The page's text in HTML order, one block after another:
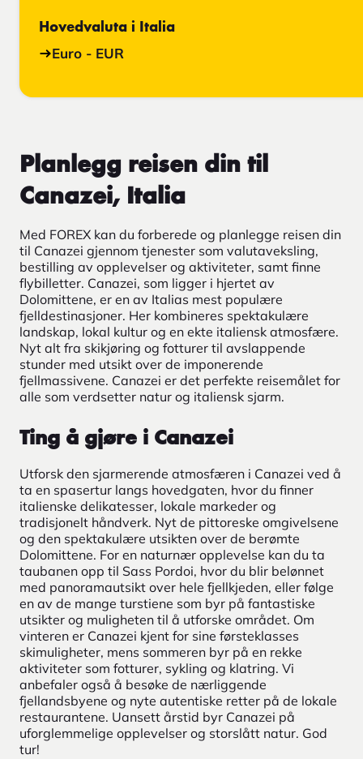
Hovedvaluta i Italia
Euro - EUR
Planlegg reisen din til
Canazei, Italia
Med FOREX kan du forberede og planlegge reisen din
til Canazei gjennom tjenester som valutaveksling,
bestilling av opplevelser og aktiviteter, samt finne
flybilletter. Canazei, som ligger i hjertet av
Dolomittene, er en av Italias mest populære
fjelldestinasjoner. Her kombineres spektakulære
landskap, lokal kultur og en ekte italiensk atmosfære.
Nyt alt fra skikjøring og fotturer til avslappende
stunder med utsikt over de imponerende
fjellmassivene. Canazei er det perfekte reisemålet for
alle som verdsetter natur og italiensk sjarm.
Ting å gjøre i Canazei
Utforsk den sjarmerende atmosfæren i Canazei ved å
ta en spasertur langs hovedgaten, hvor du finner
italienske delikatesser, lokale markeder og
tradisjonelt håndverk. Nyt de pittoreske omgivelsene
og den spektakulære utsikten over de berømte
Dolomittene. For en naturnær opplevelse kan du ta
taubanen opp til Sass Pordoi, hvor du blir belønnet
med panoramautsikt over hele fjellkjeden, eller følge
en av de mange turstiene som byr på fantastiske
utsikter og muligheten til å utforske området. Om
vinteren er Canazei kjent for sine førsteklasses
skimuligheter, mens sommeren byr på en rekke
aktiviteter som fotturer, sykling og klatring. Vi
anbefaler også å besøke de nærliggende
fjellandsbyene og nyte autentiske retter på de lokale
restaurantene. Uansett årstid byr Canazei på
uforglemmelige opplevelser og storslått natur. God
tur!